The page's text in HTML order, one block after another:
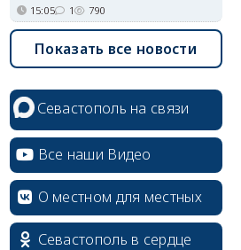
15:05 1 790
Показать все новости
Севастополь на связи
Все наши Видео
О местном для местных
Севастополь в сердце